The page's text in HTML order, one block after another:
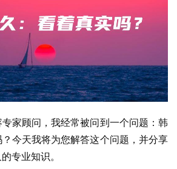
家顾问，我经常被问到一个问题：韩
今天我将为您解答这个问题，并分享
专业知识。